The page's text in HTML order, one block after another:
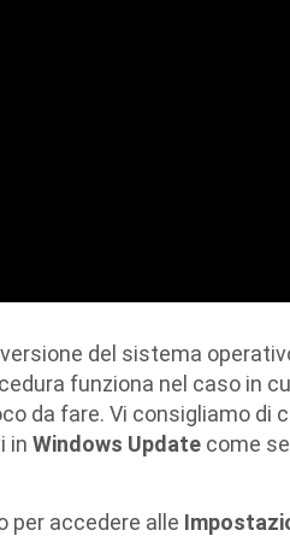
del sistema
funziona nel caso in
da fare. Vi consigliamo
in Windows Update come
per accedere alle